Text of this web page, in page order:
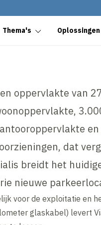
Thema's Oplossingen
oppervlakte van
dat
breidt het
nieuwe
voor de exploitatie en
glaskabel) levert